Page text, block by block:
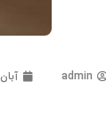
admin آبان 5, 1402